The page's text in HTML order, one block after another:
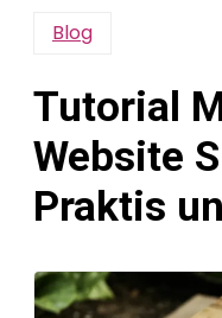
Blog
Tutorial
Website
Praktis